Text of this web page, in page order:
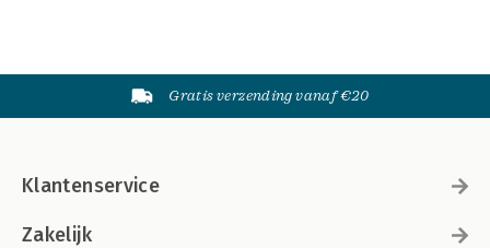
Gratis verzending vanaf €20
Klantenservice
Zakelijk